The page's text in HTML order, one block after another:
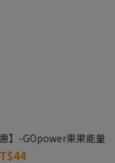
】-GOpower果果能量